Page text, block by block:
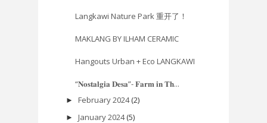
Langkawi Nature Park 重开了！
MAKLANG BY ILHAM CERAMIC
Hangouts Urban + Eco LANGKAWI
“𝐍𝐨𝐬𝐭𝐚𝐥𝐠𝐢𝐚 𝐃𝐞𝐬𝐚”- 𝐅𝐚𝐫𝐦 𝐢𝐧 𝐓𝐡...
► February 2024 (2)
► January 2024 (5)